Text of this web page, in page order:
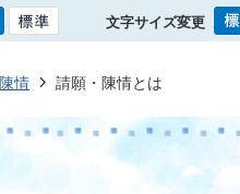
文字サイズ変更
情 請願・陳情とは